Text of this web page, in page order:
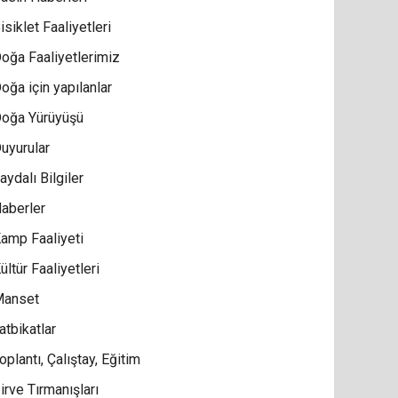
Faaliyetleri
Faaliyetlerimiz
için yapılanlar
Yürüyüşü
Bilgiler
Faaliyeti
Faaliyetleri
Çalıştay, Eğitim
Tırmanışları